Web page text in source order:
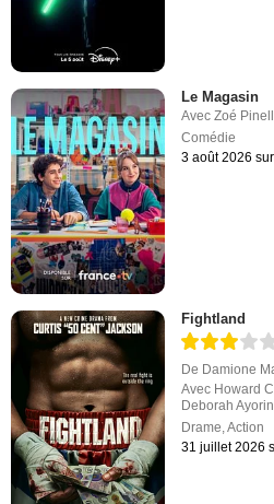
Le Magasin
AvecZoé
Comédie
3 août 2026
Fightland
De Damione
Avec Howard
Deborah
Drame,Action
31 juillet 2026